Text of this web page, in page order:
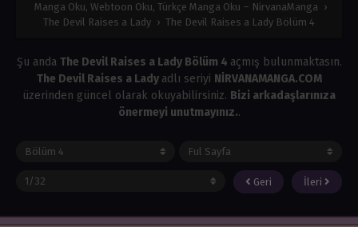
Manga Oku, Webtoon Oku, Türkçe Manga Oku – NirvanaManga ›
The Devil Raises a Lady › The Devil Raises a Lady Bölüm 4
Şu anda The Devil Raises a Lady Bölüm 4 açmış bulunmaktasın.
The Devil Raises a Lady adlı seriyi NİRVANAMANGA.COM
üzerinden güncel olarak okuyabilirsiniz. Bizi arkadaşlarınıza
önermeyi unutmayınız..
Geri İleri